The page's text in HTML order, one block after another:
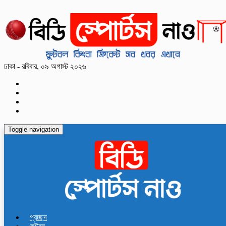
ঢাকা - রবিবার, ০৯ অগাস্ট ২০২৬
Toggle navigation
প্রচ্ছদ